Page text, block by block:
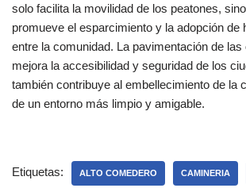
solo facilita la movilidad de los peatones,
promueve el esparcimiento y la adopción de
entre la comunidad. La pavimentación de
mejora la accesibilidad y seguridad de los
también contribuye al embellecimiento de la
de un entorno más limpio y amigable.
Etiquetas: ALTO COMEDERO CAMINERIA